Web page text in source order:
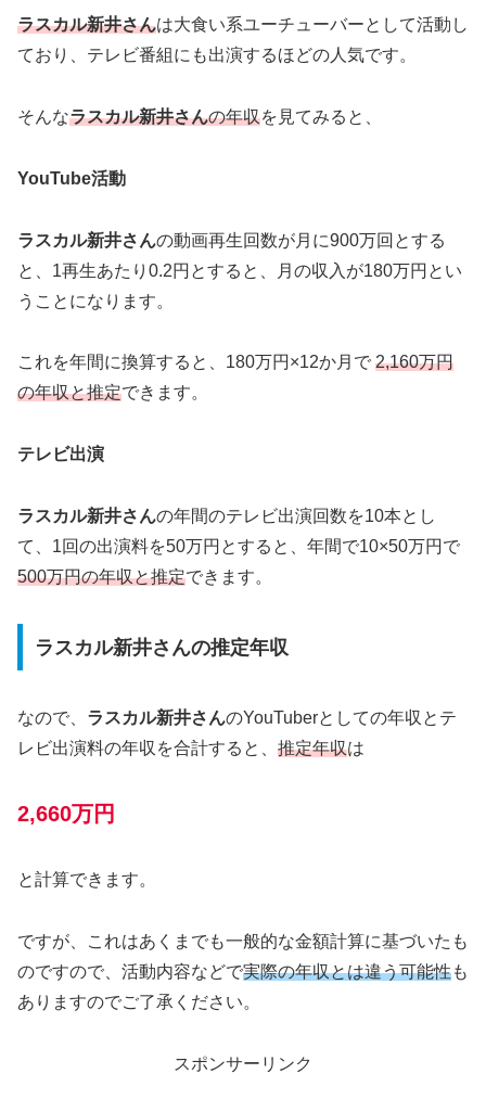
ラスカル新井さんは大食い系ユーチューバーとして活動し
ており、テレビ番組にも出演するほどの人気です。
そんなラスカル新井さんの年収を見てみると、
YouTube活動
ラスカル新井さんの動画再生回数が月に900万回とする
と、1再生あたり0.2円とすると、月の収入が180万円とい
うことになります。
これを年間に換算すると、180万円×12か月で 2,160万円
の年収と推定できます。
テレビ出演
ラスカル新井さんの年間のテレビ出演回数を10本とし
て、1回の出演料を50万円とすると、年間で10×50万円で
500万円の年収と推定できます。
ラスカル新井さんの推定年収
なので、 ラスカル新井さんのYouTuberとしての年収とテ
レビ出演料の年収を合計すると、 推定年収は
2,660万円
と計算できます。
ですが、これはあくまでも一般的な金額計算に基づいたも
のですので、活動内容などで実際の年収とは違う可能性も
ありますのでご了承ください。
スポンサーリンク